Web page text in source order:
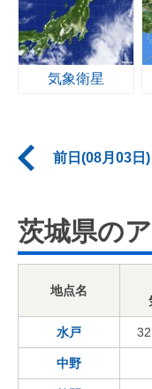
気象衛星
前日(08月03日)
茨城県の
地点名
水戸
中野